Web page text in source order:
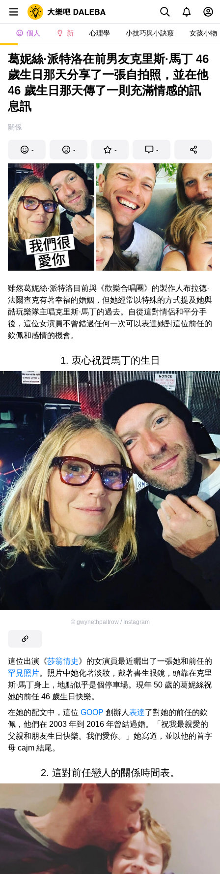
個人 新 心理學 小技巧與小訣竅 女孩小物
葛妮絲·派特洛在前男友克里斯·馬丁 46
歲生日那天分享了一張自拍照，並在他
46 歲生日那天傳了一則充滿情感的訊
息訊
關係
- - - -
雖然葛妮絲·派特洛目前與《歡樂合唱團》的製作人布拉德·
法爾查克有著幸福的婚姻，但她經常以特殊的方式提及她與
酷玩樂隊主唱克里斯·馬丁的過去。自從這對情侶和平分手
後，這位女演員不曾錯過任何一次可以表達她對這位前任的
欽佩和感情的機會。
1. 衷心祝賀馬丁的生日
© gwynethpaltrow / Instagram
這位出演《莎翁情史》的女演員最近曬出了一張她和前任的
罕見照片。照片中她化著淡妝，戴著書生眼鏡，頭靠在克里
斯·馬丁身上，地點似乎是個停車場。現年 50 歲的葛妮絲祝
她的前任 46 歲生日快樂。
在她的配文中，這位 GOOP 創辦人 表達了對她的前任的欽
佩，他們在 2003 年到 2016 年曾結過婚。「祝我最親愛的
父親和朋友生日快樂。我們愛你。」她寫道，並以他的首字
母 cajm 結尾。
2. 這對前任戀人的關係時間表。